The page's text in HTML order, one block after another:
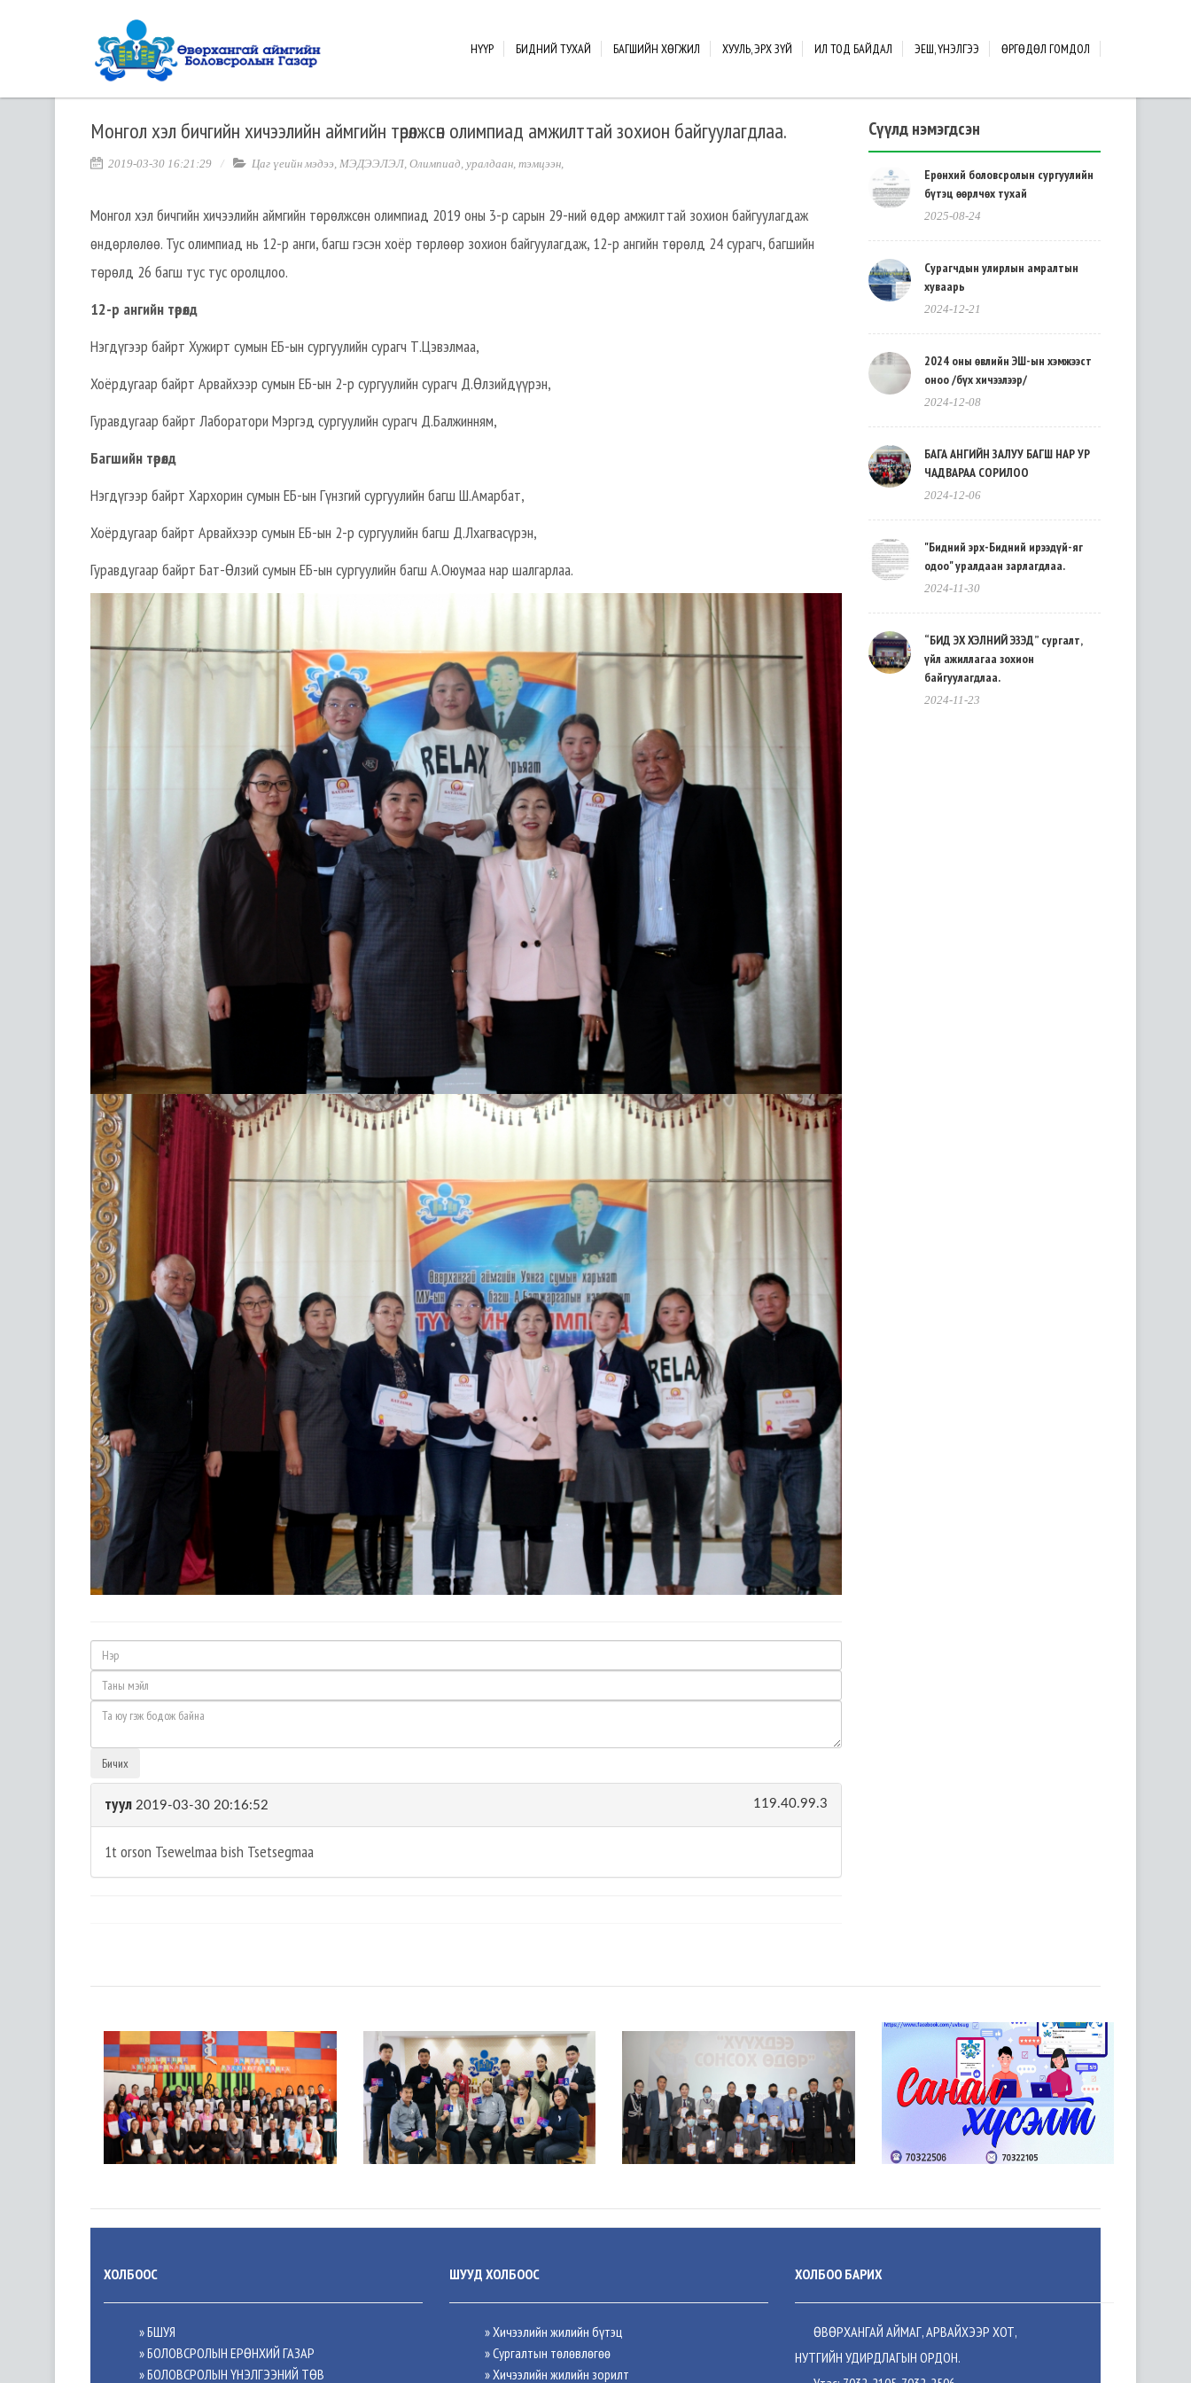
НҮҮР БИДНИЙ ТУХАЙ БАГШИЙН ХӨГЖИЛ ХУУЛЬ, ЭРХ ЗҮЙ ИЛ ТОД БАЙДАЛ ЭЕШ, ҮНЭЛГЭЭ ӨРГӨДӨЛ ГОМДОЛ
Монгол хэл бичгийн хичээлийн аймгийн төрөлжсөн олимпиад амжилттай зохион байгуулагдлаа.
2019-03-30 16:21:29 Цаг үеийн мэдээ, МЭДЭЭЛЭЛ, Олимпиад, уралдаан, тэмцээн,
Монгол хэл бичгийн хичээлийн аймгийн төрөлжсөн олимпиад 2019 оны 3-р сарын 29-ний өдөр амжилттай зохион байгуулагдаж
өндөрлөлөө. Тус олимпиад нь 12-р анги, багш гэсэн хоёр төрлөөр зохион байгуулагдаж, 12-р ангийн төрөлд 24 сурагч, багшийн
төрөлд 26 багш тус тус оролцлоо.
12-р ангийн төрөлд
Нэгдүгээр байрт Хужирт сумын ЕБ-ын сургуулийн сурагч Т.Цэвэлмаа,
Хоёрдугаар байрт Арвайхээр сумын ЕБ-ын 2-р сургуулийн сурагч Д.Өлзийдүүрэн,
Гуравдугаар байрт Лаборатори Мэргэд сургуулийн сурагч Д.Балжинням,
Багшийн төрөлд
Нэгдүгээр байрт Хархорин сумын ЕБ-ын Гүнзгий сургуулийн багш Ш.Амарбат,
Хоёрдугаар байрт Арвайхээр сумын ЕБ-ын 2-р сургуулийн багш Д.Лхагвасүрэн,
Гуравдугаар байрт Бат-Өлзий сумын ЕБ-ын сургуулийн багш А.Оюумаа нар шалгарлаа.
Бичих
туул 2019-03-30 20:16:52 119.40.99.3
1t orson Tsewelmaa bish Tsetsegmaa
Сүүлд нэмэгдсэн
Ерөнхий боловсролын сургуулийн
бүтэц өөрлчөх тухай
2025-08-24
Сурагчдын улирлын амралтын
хуваарь
2024-12-21
2024 оны өвлийн ЭШ-ын хэмжээст
оноо /бүх хичээлээр/
2024-12-08
БАГА АНГИЙН ЗАЛУУ БАГШ НАР УР
ЧАДВАРАА СОРИЛОО
2024-12-06
"Бидний эрх-Бидний ирээдүй-яг
одоо" уралдаан зарлагдлаа.
2024-11-30
“БИД ЭХ ХЭЛНИЙ ЭЗЭД” сургалт,
үйл ажиллагаа зохион
байгуулагдлаа.
2024-11-23
ХОЛБООС
» БШУЯ
» БОЛОВСРОЛЫН ЕРӨНХИЙ ГАЗАР
» БОЛОВСРОЛЫН ҮНЭЛГЭЭНИЙ ТӨВ
ШУУД ХОЛБООС
» Хичээлийн жилийн бүтэц
» Сургалтын төлөвлөгөө
» Хичээлийн жилийн зорилт
ХОЛБОО БАРИХ
ӨВӨРХАНГАЙ АЙМАГ, АРВАЙХЭЭР ХОТ,
НУТГИЙН УДИРДЛАГЫН ОРДОН.